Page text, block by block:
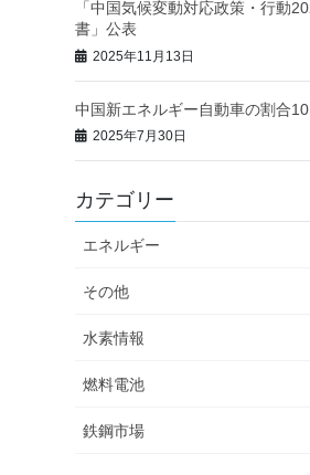
「中国気候変動対応政策・行動
書」公表
2025年11月13日
中国新エネルギー自動車の割合
2025年7月30日
カテゴリー
エネルギー
その他
水素情報
燃料電池
鉄鋼市場